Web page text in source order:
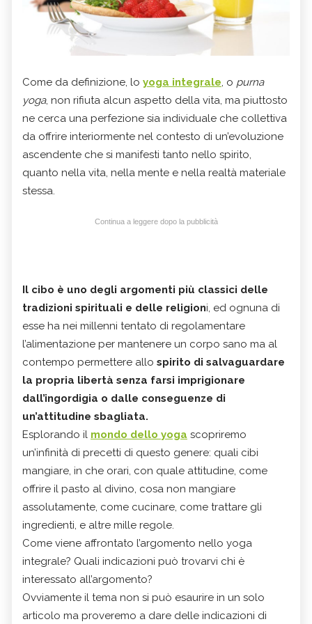
Come da definizione, lo yoga integrale, o purna
yoga, non rifiuta alcun aspetto della vita, ma piuttosto
ne cerca una perfezione sia individuale che collettiva
da offrire interiormente nel contesto di un’evoluzione
ascendente che si manifesti tanto nello spirito,
quanto nella vita, nella mente e nella realtà materiale
stessa.
Continua a leggere dopo la pubblicità
Il cibo è uno degli argomenti più classici delle
tradizioni spirituali e delle religioni, ed ognuna di
esse ha nei millenni tentato di regolamentare
l’alimentazione per mantenere un corpo sano ma al
contempo permettere allo spirito di salvaguardare
la propria libertà senza farsi imprigionare
dall’ingordigia o dalle conseguenze di
un’attitudine sbagliata.
Esplorando il mondo dello yoga scopriremo
un’infinità di precetti di questo genere: quali cibi
mangiare, in che orari, con quale attitudine, come
offrire il pasto al divino, cosa non mangiare
assolutamente, come cucinare, come trattare gli
ingredienti, e altre mille regole.
Come viene affrontato l’argomento nello yoga
integrale? Quali indicazioni può trovarvi chi è
interessato all’argomento?
Ovviamente il tema non si può esaurire in un solo
articolo ma proveremo a dare delle indicazioni di